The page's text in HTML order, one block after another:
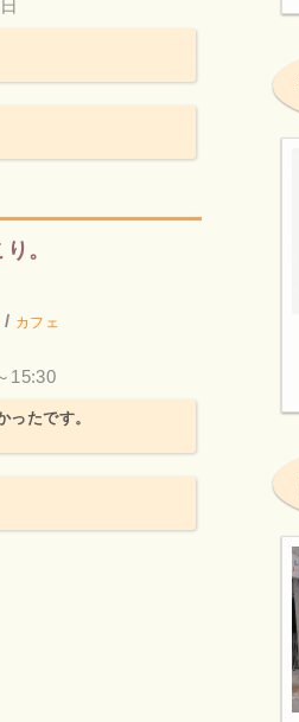
。
/ カフェ
15:30
たです。